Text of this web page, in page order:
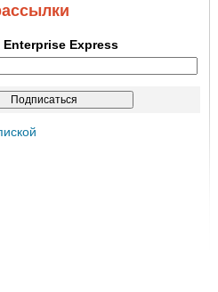
Enterprise Express